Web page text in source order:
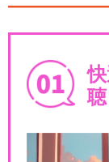
聴